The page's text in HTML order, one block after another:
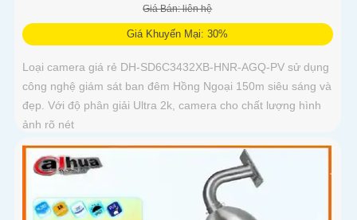
Giá Bán: liên hệ
Giá Khuyến Mại: 30%
Loại camera giá rẻ DH-SD6C3432XB-HNR-AGQ-PV sử dụng
công nghệ giám sát ban đêm Hồng Ngoại 150m siêu sáng và
đẹp. Với độ phân giải Ultra 2k, camera cho chất lượng hình
ảnh rõ nét